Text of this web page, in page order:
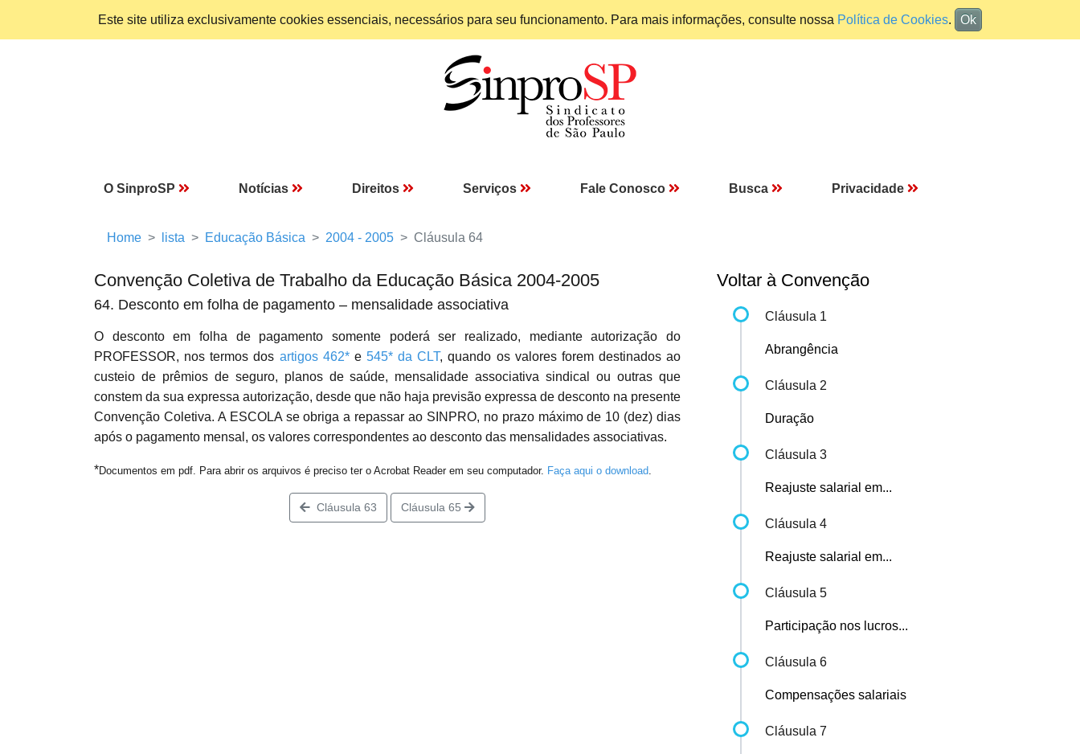
Este site utiliza exclusivamente cookies essenciais, necessários para seu funcionamento. Para mais informações, consulte nossa Política de Cookies. Ok
O SinproSP Notícias Direitos Serviços Fale Conosco Busca Privacidade
Home lista Educação Básica 2004 - 2005 Cláusula 64
Convenção Coletiva de Trabalho da Educação Básica 2004-2005
64. Desconto em folha de pagamento – mensalidade associativa
O desconto em folha de pagamento somente poderá ser realizado, mediante autorização do
PROFESSOR, nos termos dos artigos 462*e 545* da CLT, quando os valores forem destinados ao
custeio de prêmios de seguro, planos de saúde, mensalidade associativa sindical ou outras que
constem da sua expressa autorização, desde que não haja previsão expressa de desconto na presente
Convenção Coletiva. A ESCOLA se obriga a repassar ao SINPRO, no prazo máximo de 10 (dez) dias
após o pagamento mensal, os valores correspondentes ao desconto das mensalidades associativas.
*Documentos em pdf. Para abrir os arquivos é preciso ter o Acrobat Reader em seu computador. Faça aqui o download.
Cláusula 63 Cláusula 65
Voltar à Convenção
Cláusula 1
Abrangência
Cláusula 2
Duração
Cláusula 3
Reajuste salarial em...
Cláusula 4
Reajuste salarial em...
Cláusula 5
Participação nos lucros...
Cláusula 6
Compensações salariais
Cláusula 7